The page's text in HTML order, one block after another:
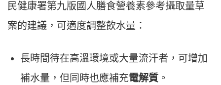
民健康署第九版國人膳食營養素參考攝取量草
案的建議，可適度調整飲水量：
長時間待在高溫環境或大量流汗者，可增加
補水量，但同時也應補充電解質 。